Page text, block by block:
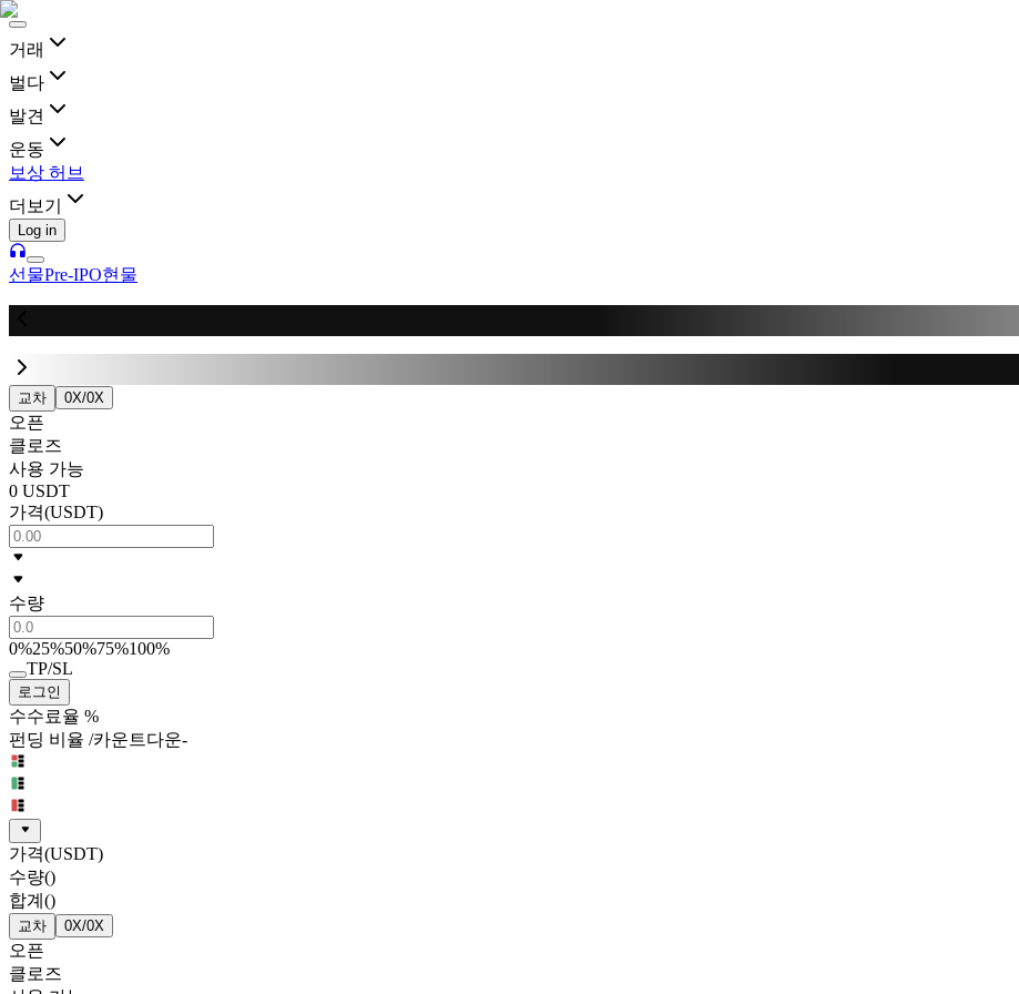
거래
벌다
발견
운동
보상 허브
더보기
Log in
선물Pre-IPO현물
교차 0X/0X
오픈
클로즈
사용 가능
0 USDT
가격(USDT)
수량
0%25%50%75%100%
TP/SL
로그인
수수료율 %
펀딩 비율 /카운트다운-
가격(USDT)
수량()
합계 ()
교차 0X/0X
오픈
클로즈